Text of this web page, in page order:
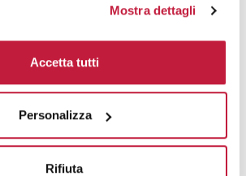
Mostra dettagli
Accetta tutti
Personalizza
Rifiuta